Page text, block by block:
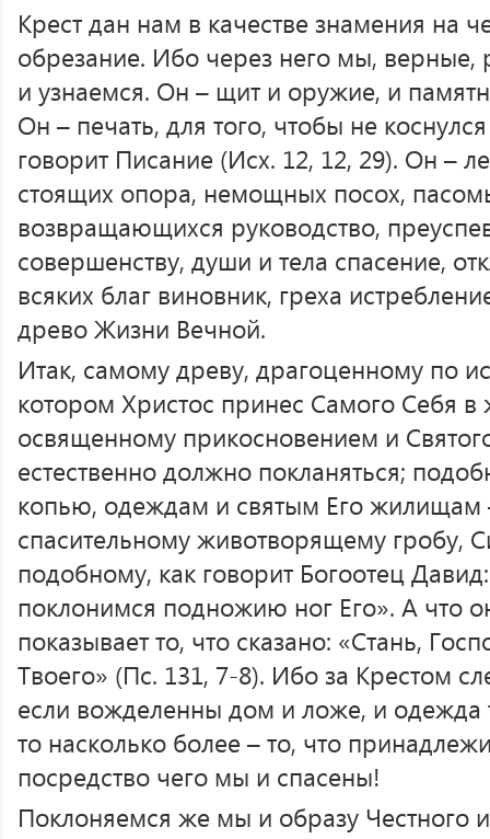
Крест дан нам в качестве знамения на
обрезание. Ибо через него мы, верные,
и узнаемся. Он – щит и оружие, и
Он – печать, для того, чтобы не
говорит Писание (Исх. 12, 12, 29). Он –
стоящих опора, немощных посох,
возвращающихся руководство,
совершенству, души и тела спасение,
всяких благ виновник, греха
древо Жизни Вечной.
Итак, самому древу, драгоценному по
котором Христос принес Самого Себя в
освященному прикосновением и
естественно должно покланяться;
копью, одеждам и святым Его жилищам
спасительному животворящему гробу,
подобному, как говорит Богоотец
поклонимся подножию ног Его». А что
показывает то, что сказано: «Стань,
Твоего» (Пс. 131, 7-8). Ибо за Крестом
если вожделенны дом и ложе, и
то насколько более – то, что
посредство чего мы и спасены!
Поклоняемся же мы и образу Честного